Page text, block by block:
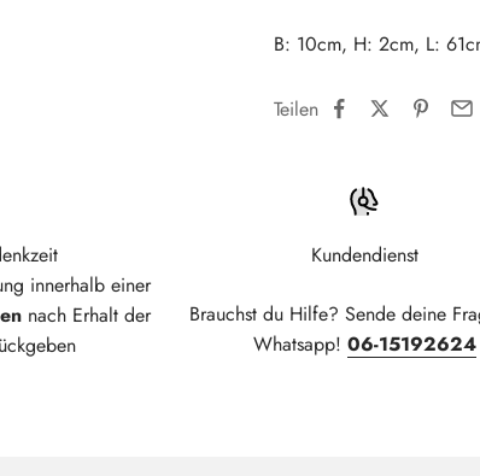
B: 10cm, H: 2cm, L:
Teilen
innerhalb einer
nach Erhalt der
Kundendienst
Brauchst du Hilfe? Sende deine
Whatsapp! 06-15192624